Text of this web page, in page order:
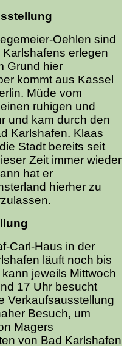
Oehlen sind
erlegen
Grund hier
kommt aus Kassel
Müde vom
ruhigen und
und kam durch den
Karlshafen. Klaas
Stadt bereits seit
Zeit immer wieder
hat er
hierher zu
Carl-Haus in der
läuft noch bis
jeweils Mittwoch
17 Uhr besucht
Verkaufsausstellung
Besuch, um
Magers
von Bad Karlshafen